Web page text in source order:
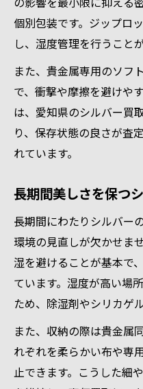
個別包装です。ジップロ
し、湿度管理を行うこと
また、貴金属専用のソフ
で、衝撃や摩擦を避けや
は、愛知県のシルバー買
り、保存状態の良さが査
れています。
長期間美しさを保つ
長期間にわたりシルバー
環境の見直しが欠かせま
湿を避けることが基本で
ています。湿度が高い場
ため、除湿剤やシリカゲ
また、収納の際は貴金属
れぞれを柔らかい布や専
止できます。こうした細